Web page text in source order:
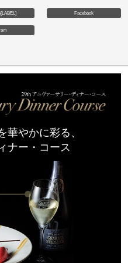
Facebook
華やかに彩る、
ナー・コース